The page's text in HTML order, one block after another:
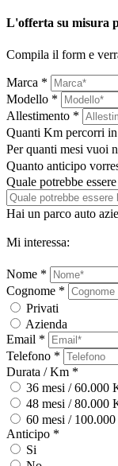
L'offerta su misura
Compila il form e
Marca *
Modello *
Allestimento *
Quanti Km percorri
Per quanti mesi vuoi
Quanto anticipo
Quale potrebbe
Hai un parco auto
Mi interessa:
Nome *
Cognome *
Privati
Azienda
Email *
Telefono *
Durata / Km *
36 mesi / 60.000
48 mesi / 80.000
60 mesi /
Anticipo *
Si